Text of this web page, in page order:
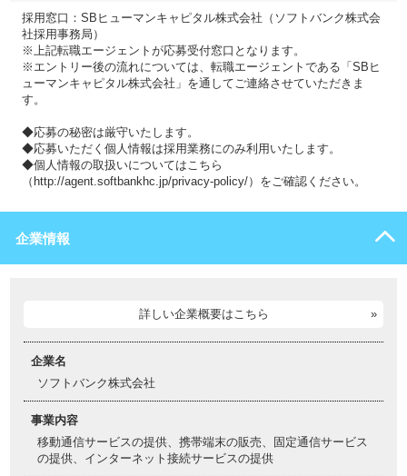
採用窓口：SBヒューマンキャピタル株式会社（ソフトバンク株式会
社採用事務局）
※上記転職エージェントが応募受付窓口となります。
※エントリー後の流れについては、転職エージェントである「SBヒ
ューマンキャピタル株式会社」を通してご連絡させていただきま
す。
◆応募の秘密は厳守いたします。
◆応募いただく個人情報は採用業務にのみ利用いたします。
◆個人情報の取扱いについてはこちら
（http://agent.softbankhc.jp/privacy-policy/）をご確認ください。
企業情報
詳しい企業概要はこちら
企業名
ソフトバンク株式会社
事業内容
移動通信サービスの提供、携帯端末の販売、固定通信サービス
の提供、インターネット接続サービスの提供